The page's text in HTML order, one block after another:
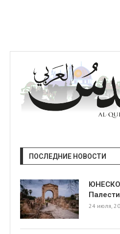
ПОСЛЕДНИЕ НОВОСТИ
ЮНЕСКО
24 июля,